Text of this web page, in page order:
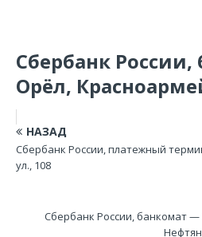
Сбербанк России,
Орёл,
НАЗАД
Сбербанк России, платежный
ул., 108
Сбербанк России, банкомат